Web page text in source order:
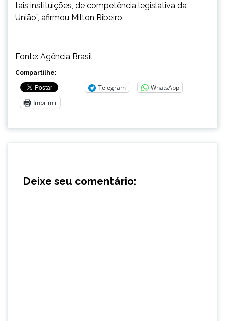
tais instituições, de competência legislativa da
União”, afirmou Milton Ribeiro.
Fonte: Agência Brasil
Compartilhe:
Telegram
WhatsApp
Imprimir
Deixe seu comentário: